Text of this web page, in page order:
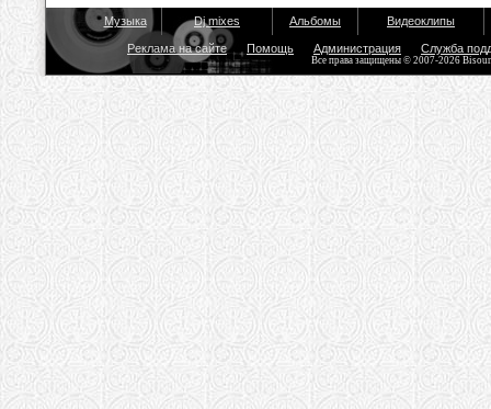
Музыка Dj mixes Альбомы Видеоклипы
Реклама на сайте Помощь Администрация Служба
Все права защищены © 2007-2026